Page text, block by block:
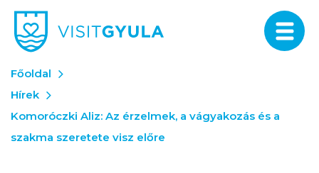
Főoldal
Hírek
Komoróczki Aliz: Az érzelmek, a vágyakozás és a
szakma szeretete visz előre